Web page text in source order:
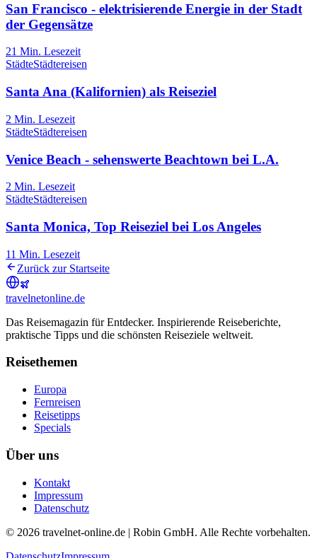
San Francisco - elektrisierende Energie in der Stadt
der Gegensätze
21 Min. Lesezeit
StädteStädtereisen
Santa Ana (Kalifornien) als Reiseziel
2 Min. Lesezeit
StädteStädtereisen
Venice Beach - sehenswerte Beachtown bei L.A.
2 Min. Lesezeit
StädteStädtereisen
Santa Monica, Top Reiseziel bei Los Angeles
11 Min. Lesezeit
Zurück zur Startseite
travelnetonline.de
Das Reisemagazin für Entdecker. Inspirierende Reiseberichte,
praktische Tipps und die schönsten Reiseziele weltweit.
Reisethemen
Europa
Fernreisen
Reisetipps
Specials
Über uns
Kontakt
Impressum
Datenschutz
© 2026 travelnet-online.de | Robin GmbH. Alle Rechte vorbehalten.